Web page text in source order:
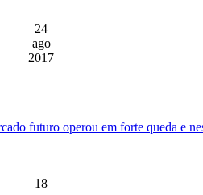
24
ago
2017
futuro operou em forte queda e
18